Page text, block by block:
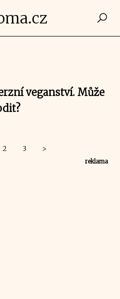
veganství. Může
2 3 >
reklama